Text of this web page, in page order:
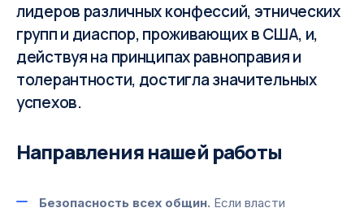
лидеров различных конфессий, этнических
групп и диаспор, проживающих в США, и,
действуя на принципах равноправия и
толерантности, достигла значительных
успехов.
Направления нашей работы
Безопасность всех общин. Если власти